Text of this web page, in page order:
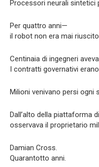
Processori neurali sintetici
Per quattro anni—
il robot non era mai
Centinaia di ingegneri
I contratti governativi
Milioni venivano persi ogni
Dall’alto della piattaforma
osservava il proprietario
Damian Cross.
Quarantotto anni.